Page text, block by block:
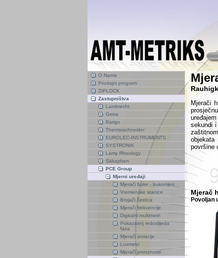
O Nama
Prodajni program
ZIPLOCK
Zastupništva
Lambrecht
Getra
Barigo
Thermoschneider
EUROLEC-INSTRUMENTS
SYSTRONIK
Lamy Rheology
Säkaphen
PCE Group
Mjerni uređaji
Mjerači buke - bukomjeri
Vremenske stanice
Brojači čestica
Mjerači frekvencije
Digitalni multimetri
Pokazatelj redoslijeda
faza
Mjerači izolacije
Luxmetri
Mjerači poroznosti
Mjerači
sekundi
objekata
površine
Mjerač
Povoljan